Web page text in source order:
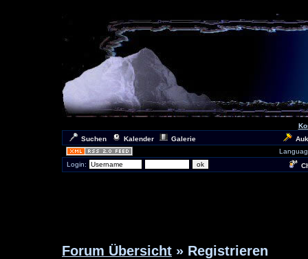
Suchen
Kalender Galerie
Login:
Forum Übersicht » Registrieren